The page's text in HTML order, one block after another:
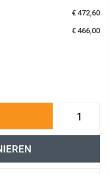
€ 472,60
€ 466,00